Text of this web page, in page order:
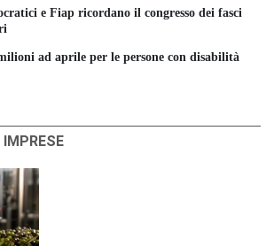
e Fiap ricordano il congresso dei fasci
ad aprile per le persone con disabilità